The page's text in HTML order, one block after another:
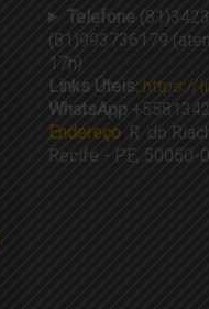
Telefone
(81)993736179
17h)
Links Úteis: https://
WhatsApp
Endereço: R. do
Recife - PE, 50050-